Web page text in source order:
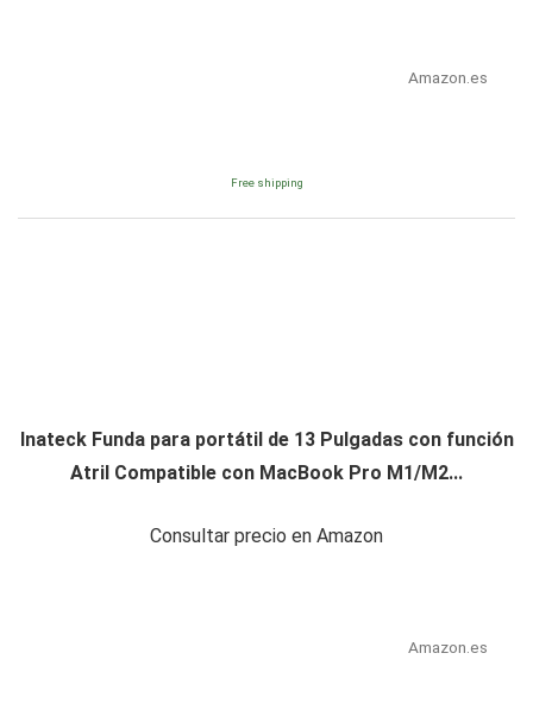
Amazon.es
Free shipping
Inateck Funda para portátil de 13 Pulgadas con función
Atril Compatible con MacBook Pro M1/M2...
Consultar precio en Amazon
Amazon.es